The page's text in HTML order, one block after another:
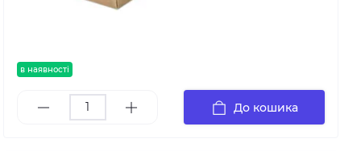
в наявності
До кошика